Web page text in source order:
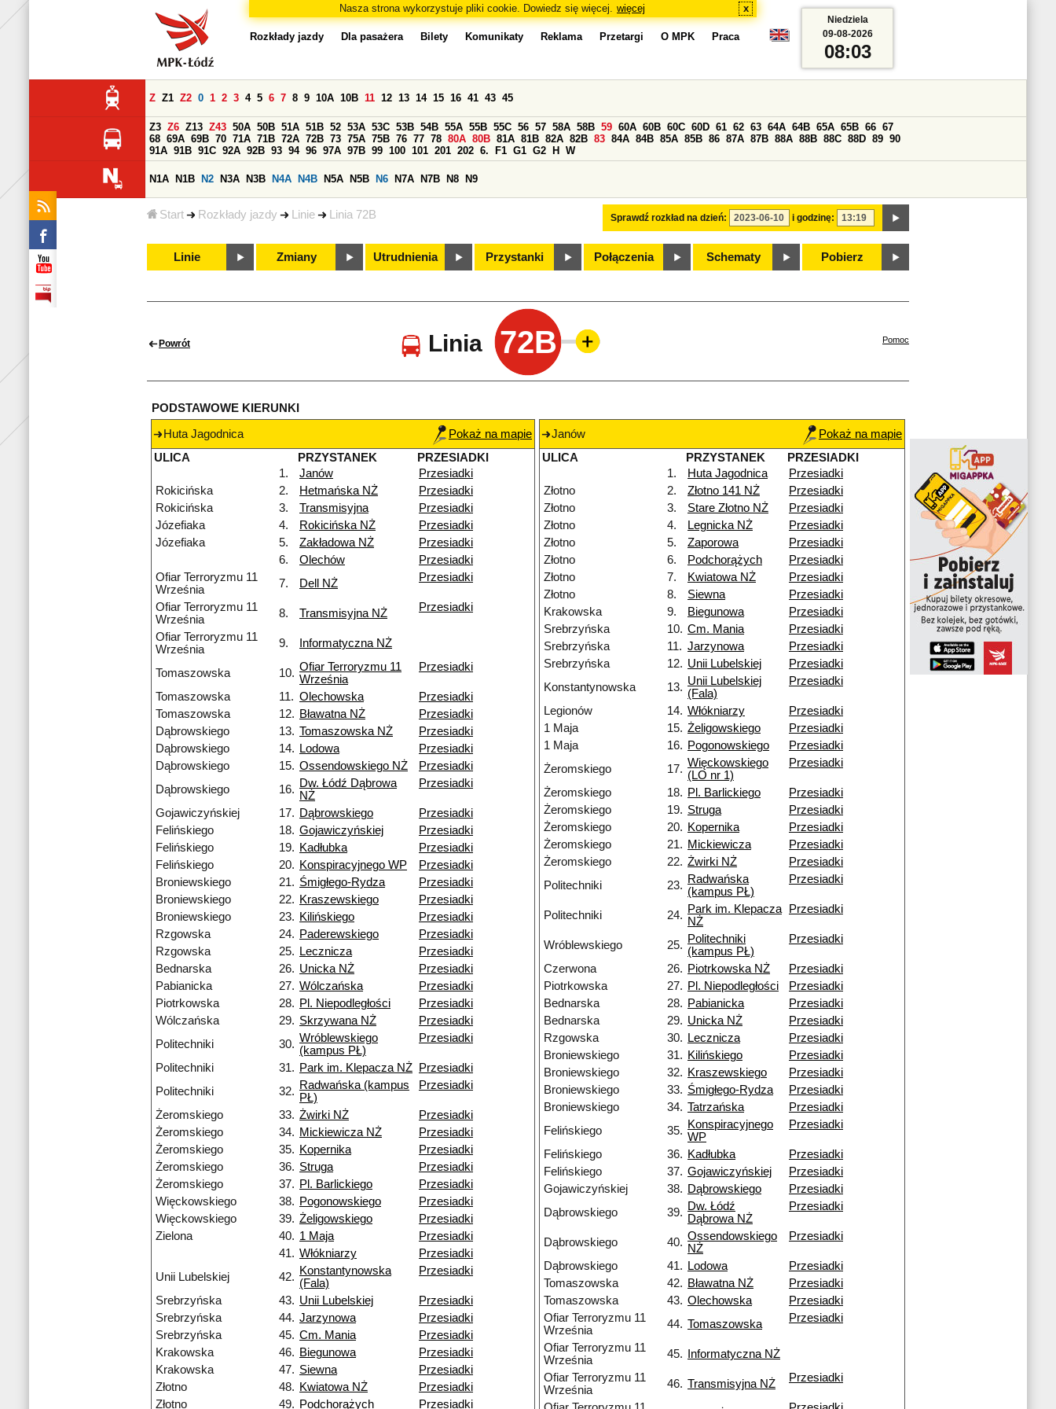
Nasza strona wykorzystuje pliki cookie. Dowiedz się więcej. więcej x
Start Rozkłady jazdy Linie Linia 72B
Rozkłady jazdy Dla pasażera Bilety Komunikaty Reklama Przetargi O MPK Praca
Sprawdź rozkład na dzień: i godzinę:
Z Z1 Z2 0 1 2 3 4 5 6 7 8 9 10A 10B 11 12 13 14 15 16 41 43 45
Z3 Z6 Z13 Z43 50A 50B 51A 51B 52 53A 53C 53B 54B 55A 55B 55C 56 57 58A 58B 59 60A 60B 60C 60D 61 62 63 64A 64B 65A 65B 66 67
68 69A 69B 70 71A 71B 72A 72B 73 75A 75B 76 77 78 80A 80B 81A 81B 82A 82B 83 84A 84B 85A 85B 86 87A 87B 88A 88B 88C 88D 89 90
91A 91B 91C 92A 92B 93 94 96 97A 97B 99 100 101 201 202 6. F1 G1 G2 H W
N1A N1B N2 N3A N3B N4A N4B N5A N5B N6 N7A N7B N8 N9
Linie Zmiany Utrudnienia Przystanki Połączenia Schematy Pobierz
Niedziela
09-08-2026
08:03
Powrót Linia 72B Pomoc
PODSTAWOWE KIERUNKI
Huta Jagodnica
Pokaż na mapie
ULICA
PRZYSTANEK
PRZESIADKI
1.
Janów
Przesiadki
Rokicińska
2. Hetmańska NŻ
Przesiadki
Rokicińska
3. Transmisyjna
Przesiadki
Józefiaka
4. Rokicińska NŻ
Przesiadki
Józefiaka
5. Zakładowa NŻ
Przesiadki
6.
Olechów
Przesiadki
Ofiar Terroryzmu 11
Września
7. Dell NŻ Przesiadki
Ofiar Terroryzmu 11
Września
8. Transmisyjna NŻ Przesiadki
Ofiar Terroryzmu 11
Września
9. Informatyczna NŻ
Tomaszowska 10. Ofiar Terroryzmu 11
Września
Przesiadki
Tomaszowska 11. Olechowska
Przesiadki
Tomaszowska
12. Bławatna NŻ
Przesiadki
Dąbrowskiego
13. Tomaszowska NŻ
Przesiadki
Dąbrowskiego
14. Lodowa
Przesiadki
Dąbrowskiego
15. Ossendowskiego NŻ
Przesiadki
Dąbrowskiego
16. Dw. Łódź Dąbrowa
NŻ
Przesiadki
Gojawiczyńskiej 17. Dąbrowskiego
Przesiadki
Felińskiego
18. Gojawiczyńskiej
Przesiadki
Felińskiego
19. Kadłubka
Przesiadki
Felińskiego
20. Konspiracyjnego WP
Przesiadki
Broniewskiego
21. Śmigłego-Rydza
Przesiadki
Broniewskiego
22. Kraszewskiego
Przesiadki
Broniewskiego
23. Kilińskiego
Przesiadki
Rzgowska
24. Paderewskiego
Przesiadki
Rzgowska
25. Lecznicza
Przesiadki
Bednarska
26. Unicka NŻ
Przesiadki
Pabianicka
27. Wólczańska
Przesiadki
Piotrkowska
28. Pl. Niepodległości
Przesiadki
Wólczańska
29. Skrzywana NŻ
Przesiadki
Politechniki
30. Wróblewskiego
(kampus PŁ)
Przesiadki
Politechniki 31. Park im. Klepacza NŻ
Przesiadki
Politechniki
32. Radwańska (kampus
PŁ)
Przesiadki
Żeromskiego 33. Żwirki NŻ
Przesiadki
Żeromskiego
34. Mickiewicza NŻ
Przesiadki
Żeromskiego
35. Kopernika
Przesiadki
Żeromskiego
36. Struga
Przesiadki
Żeromskiego
37. Pl. Barlickiego
Przesiadki
Więckowskiego
38. Pogonowskiego
Przesiadki
Więckowskiego
39. Żeligowskiego
Przesiadki
Zielona
40. 1 Maja
Przesiadki
41. Włókniarzy
Przesiadki
Unii Lubelskiej
42. Konstantynowska
(Fala)
Przesiadki
Srebrzyńska 43. Unii Lubelskiej
Przesiadki
Srebrzyńska
44. Jarzynowa
Przesiadki
Srebrzyńska
45. Cm. Mania
Przesiadki
Krakowska
46. Biegunowa
Przesiadki
Krakowska
47. Siewna
Przesiadki
Złotno
48. Kwiatowa NŻ
Przesiadki
Złotno
49. Podchorążych Przesiadki
Janów
Pokaż na mapie
ULICA
PRZYSTANEK
PRZESIADKI
1.
Huta Jagodnica
Przesiadki
Złotno
2. Złotno 141 NŻ
Przesiadki
Złotno
3. Stare Złotno NŻ
Przesiadki
Złotno
4. Legnicka NŻ
Przesiadki
Złotno
5. Zaporowa
Przesiadki
Złotno
6. Podchorążych
Przesiadki
Złotno
7. Kwiatowa NŻ
Przesiadki
Złotno
8. Siewna
Przesiadki
Krakowska
9. Biegunowa
Przesiadki
Srebrzyńska
10. Cm. Mania
Przesiadki
Srebrzyńska
11. Jarzynowa
Przesiadki
Srebrzyńska
12. Unii Lubelskiej
Przesiadki
Konstantynowska
13. Unii Lubelskiej
(Fala)
Przesiadki
Legionów 14. Włókniarzy
Przesiadki
1 Maja
15. Żeligowskiego
Przesiadki
1 Maja
16. Pogonowskiego
Przesiadki
Żeromskiego
17. Więckowskiego
(LO nr 1)
Przesiadki
Żeromskiego 18. Pl. Barlickiego
Przesiadki
Żeromskiego
19. Struga
Przesiadki
Żeromskiego
20. Kopernika
Przesiadki
Żeromskiego
21. Mickiewicza
Przesiadki
Żeromskiego
22. Żwirki NŻ
Przesiadki
Politechniki
23. Radwańska
(kampus PŁ)
Przesiadki
Politechniki 24. Park im. Klepacza
NŻ
Przesiadki
Wróblewskiego 25. Politechniki
(kampus PŁ)
Przesiadki
Czerwona 26. Piotrkowska NŻ
Przesiadki
Piotrkowska
27. Pl. Niepodległości
Przesiadki
Bednarska
28. Pabianicka
Przesiadki
Bednarska
29. Unicka NŻ
Przesiadki
Rzgowska
30. Lecznicza
Przesiadki
Broniewskiego
31. Kilińskiego
Przesiadki
Broniewskiego
32. Kraszewskiego
Przesiadki
Broniewskiego
33. Śmigłego-Rydza
Przesiadki
Broniewskiego
34. Tatrzańska
Przesiadki
Felińskiego
35. Konspiracyjnego
WP
Przesiadki
Felińskiego 36. Kadłubka
Przesiadki
Felińskiego
37. Gojawiczyńskiej
Przesiadki
Gojawiczyńskiej
38. Dąbrowskiego
Przesiadki
Dąbrowskiego
39. Dw. Łódź
Dąbrowa NŻ
Przesiadki
Dąbrowskiego 40. Ossendowskiego
NŻ
Przesiadki
Dąbrowskiego 41. Lodowa
Przesiadki
Tomaszowska
42. Bławatna NŻ
Przesiadki
Tomaszowska
43. Olechowska
Przesiadki
Ofiar Terroryzmu 11
Września
44. Tomaszowska Przesiadki
Ofiar Terroryzmu 11
Września
45.
Informatyczna NŻ
Ofiar Terroryzmu 11
Września
46. Transmisyjna NŻ Przesiadki